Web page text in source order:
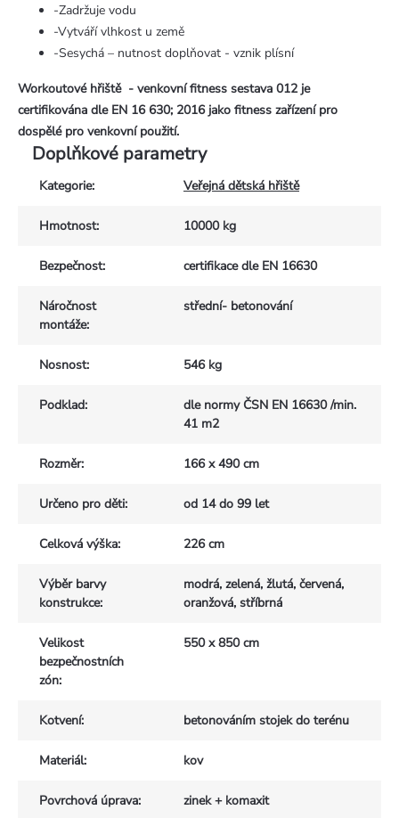
-Zadržuje vodu
-Vytváří vlhkost u země
-Sesychá – nutnost doplňovat - vznik plísní
Workoutové hřiště - venkovní fitness sestava 012 je
certifikována dle EN 16 630; 2016 jako fitness zařízení pro
dospělé pro venkovní použití.
Doplňkové parametry
Kategorie: Veřejná dětská hřiště
Hmotnost: 10000 kg
Bezpečnost: certifikace dle EN 16630
Náročnost
montáže:
střední- betonování
Nosnost: 546 kg
Podklad:
dle normy ČSN EN 16630 /min.
41 m2
Rozměr: 166 x 490 cm
Určeno pro děti: od 14 do 99 let
Celková výška: 226 cm
Výběr barvy
konstrukce:
modrá, zelená, žlutá, červená,
oranžová, stříbrná
Velikost
bezpečnostních
zón:
550 x 850 cm
Kotvení: betonováním stojek do terénu
Materiál: kov
Povrchová úprava: zinek + komaxit